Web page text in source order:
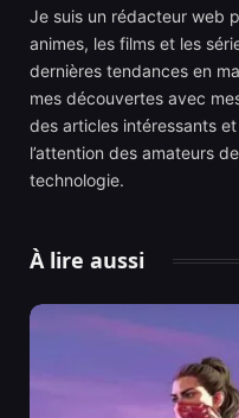
Je suis un rédacteur web
animes, les films et les
dernières tendances en
mes découvertes avec
des articles intéressants
l’attention des amateurs
technologie.
À lire aussi